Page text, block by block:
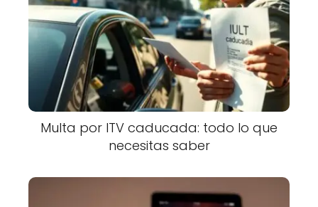
Multa por ITV caducada: todo lo que
necesitas saber